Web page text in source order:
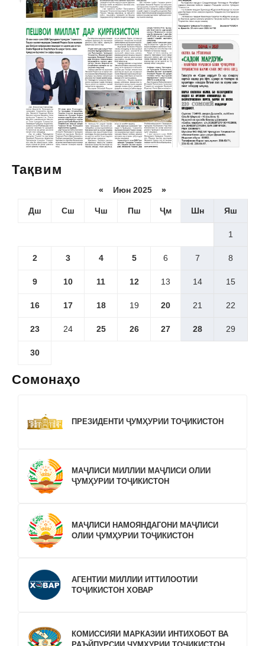
Тақвим
« Июн 2025 »
Дш Сш Чш Пш Ҷм Шн Яш
1
2 3 4 5 6 7 8
9 10 11 12 13 14 15
16 17 18 19 20 21 22
23 24 25 26 27 28 29
30
Сомонаҳо
ПРЕЗИДЕНТИ ҶУМҲУРИИ ТОҶИКИСТОН
МАҶЛИСИ МИЛЛИИ МАҶЛИСИ ОЛИИ
ҶУМҲУРИИ ТОҶИКИСТОН
МАҶЛИСИ НАМОЯНДАГОНИ МАҶЛИСИ
ОЛИИ ҶУМҲУРИИ ТОҶИКИСТОН
АГЕНТИИ МИЛЛИИ ИТТИЛООТИИ
ТОҶИКИСТОН ХОВАР
КОМИССИЯИ МАРКАЗИИ ИНТИХОБОТ ВА